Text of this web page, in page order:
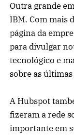
Outra grande
IBM. Com mais
página da
para divulgar
tecnológico e
sobre as
A Hubspot
fizeram a rede
importante em